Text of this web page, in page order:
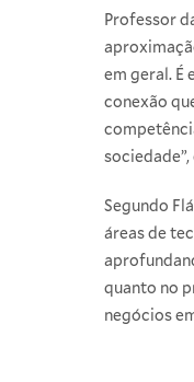
Professor
em geral. É
conexão
Segundo
áreas de
quanto no
negócios